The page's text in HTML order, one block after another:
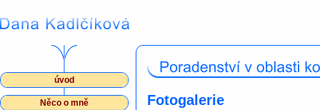
Fotogalerie
úvod
Něco o mně